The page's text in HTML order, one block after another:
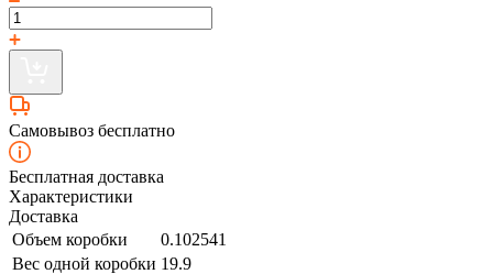
Самовывоз бесплатно
Бесплатная доставка
Характеристики
Доставка
Объем коробки
0.102541
Вес одной коробки 19.9